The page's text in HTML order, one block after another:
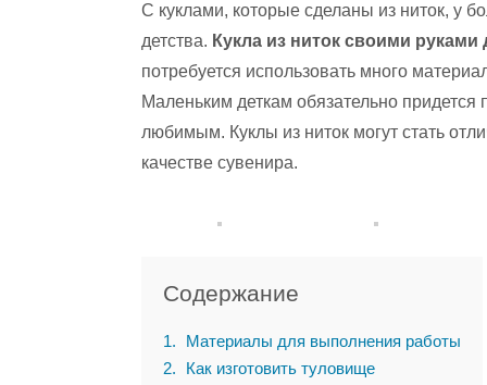
С куклами, которые сделаны из ниток, у
детства. Кукла из ниток своими
потребуется использовать много
Маленьким деткам обязательно придется
любимым. Куклы из ниток могут стать
качестве сувенира.
Содержание
1
Материалы для выполнения работы
2
Как изготовить туловище